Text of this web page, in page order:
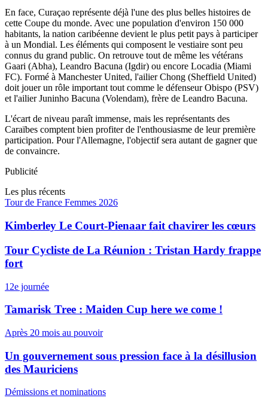
En face, Curaçao représente déjà l'une des plus belles histoires de
cette Coupe du monde. Avec une population d'environ 150 000
habitants, la nation caribéenne devient le plus petit pays à participer
à un Mondial. Les éléments qui composent le vestiaire sont peu
connus du grand public. On retrouve tout de même les vétérans
Gaari (Abha), Leandro Bacuna (Igdir) ou encore Locadia (Miami
FC). Formé à Manchester United, l'ailier Chong (Sheffield United)
doit jouer un rôle important tout comme le défenseur Obispo (PSV)
et l'ailier Juninho Bacuna (Volendam), frère de Leandro Bacuna.
L'écart de niveau paraît immense, mais les représentants des
Caraïbes comptent bien profiter de l'enthousiasme de leur première
participation. Pour l'Allemagne, l'objectif sera autant de gagner que
de convaincre.
Publicité
Les plus récents
Tour de France Femmes 2026
Kimberley Le Court-Pienaar fait chavirer les cœurs
Tour Cycliste de La Réunion : Tristan Hardy frappe
fort
12e journée
Tamarisk Tree : Maiden Cup here we come !
Après 20 mois au pouvoir
Un gouvernement sous pression face à la désillusion
des Mauriciens
Démissions et nominations